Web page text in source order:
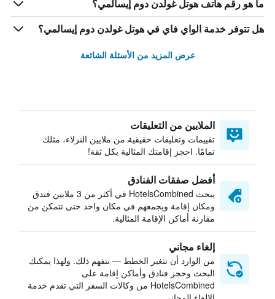
ما هو رقم هاتف هوتل غولدن دوم إيسالمي؟
هل تتوفر خدمة الواي فاي في هوتل غولدن دوم إيسالمي؟
عرض المزيد من الأسئلة الشائعة
الملايين من التعليقات
تقييمات وتعليقات حقيقية من ملايين النزلاء، مثلك
تمامًا. احجز إقامتك المثالية بكل ثقة!
أفضل صفقات الفنادق
يبحث HotelsCombined في أكثر من 3 ملايين فندق
ومكان إقامة ويجمعهم في مكان واحد حتى تتمكن من
مقارنة أماكن الإقامة المثالية.
إلغاء مجاني
من الوارد أن تتغير الخطط — نتفهم ذلك. ولهذا يمكنك
البحث وحجز فنادق وأماكن إقامة على
HotelsCombined من وكالات السفر التي تقدم خدمة